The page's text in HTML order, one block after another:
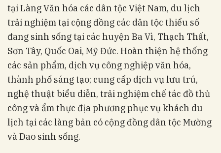
tại Làng Văn hóa các dân tộc Việt Nam, du lịch
trải nghiệm tại cộng đồng các dân tộc thiểu số
đang sinh sống tại các huyện Ba Vì, Thạch Thất,
Sơn Tây, Quốc Oai, Mỹ Đức. Hoàn thiện hệ thống
các sản phẩm, dịch vụ công nghiệp văn hóa,
thành phố sáng tạo; cung cấp dịch vụ lưu trú,
nghệ thuật biểu diễn, trải nghiệm chế tác đồ thủ
công và ẩm thực địa phương phục vụ khách du
lịch tại các làng bản có cộng đồng dân tộc Mường
và Dao sinh sống.